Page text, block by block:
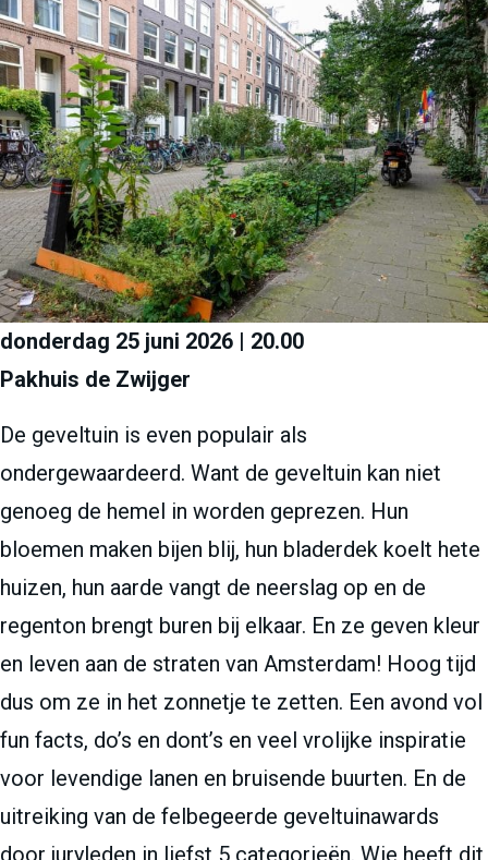
donderdag 25 juni 2026 | 20.00
Pakhuis de Zwijger
De geveltuin is even populair als
ondergewaardeerd. Want de geveltuin kan niet
genoeg de hemel in worden geprezen. Hun
bloemen maken bijen blij, hun bladerdek koelt hete
huizen, hun aarde vangt de neerslag op en de
regenton brengt buren bij elkaar. En ze geven kleur
en leven aan de straten van Amsterdam! Hoog tijd
dus om ze in het zonnetje te zetten. Een avond vol
fun facts, do’s en dont’s en veel vrolijke inspiratie
voor levendige lanen en bruisende buurten. En de
uitreiking van de felbegeerde geveltuinawards
door juryleden in liefst 5 categorieën. Wie heeft dit